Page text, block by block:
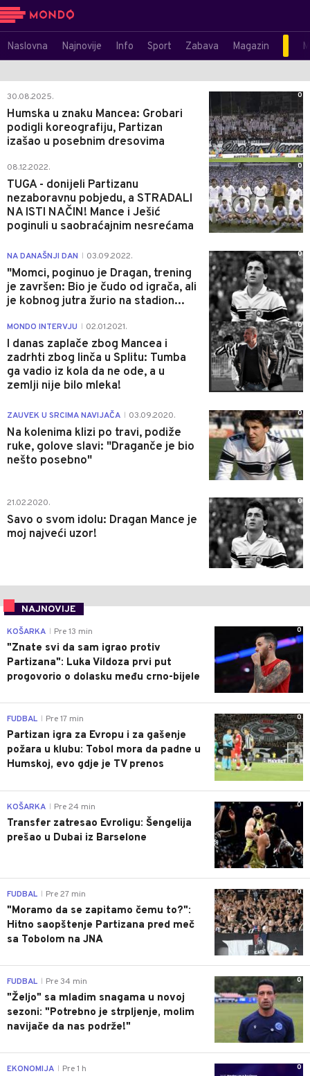
Naslovna Najnovije Info Sport Zabava Magazin
30.08.2025.
Humska u znaku Mancea: Grobari
podigli koreografiju, Partizan
izašao u posebnim dresovima
0
08.12.2022.
TUGA - donijeli Partizanu
nezaboravnu pobjedu, a STRADALI
NA ISTI NAČIN! Mance i Ješić
poginuli u saobraćajnim nesrećama
0
NA DANAŠNJI DAN 03.09.2022.
"Momci, poginuo je Dragan, trening
je završen: Bio je čudo od igrača, ali
je kobnog jutra žurio na stadion...
0
MONDO INTERVJU 02.01.2021.
I danas zaplače zbog Mancea i
zadrhti zbog linča u Splitu: Tumba
ga vadio iz kola da ne ode, a u
zemlji nije bilo mleka!
0
ZAUVEK U SRCIMA NAVIJAČA 03.09.2020.
Na kolenima klizi po travi, podiže
ruke, golove slavi: "Draganče je bio
nešto posebno"
0
21.02.2020.
Savo o svom idolu: Dragan Mance je
moj najveći uzor!
0
NAJNOVIJE
0
KOŠARKA Pre 13 min
"Znate svi da sam igrao protiv
Partizana": Luka Vildoza prvi put
progovorio o dolasku među crno-bijele
0
FUDBAL Pre 17 min
Partizan igra za Evropu i za gašenje
požara u klubu: Tobol mora da padne u
Humskoj, evo gdje je TV prenos
0
KOŠARKA Pre 24 min
Transfer zatresao Evroligu: Šengelija
prešao u Dubai iz Barselone
0
FUDBAL Pre 27 min
"Moramo da se zapitamo čemu to?":
Hitno saopštenje Partizana pred meč
sa Tobolom na JNA
0
FUDBAL Pre 34 min
"Željo" sa mladim snagama u novoj
sezoni: "Potrebno je strpljenje, molim
navijače da nas podrže!"
0
EKONOMIJA Pre 1 h